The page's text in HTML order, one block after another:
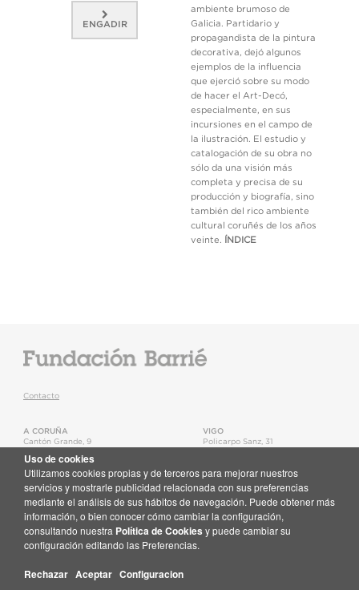
ENGADIR
ambiente brumoso de
Galicia. Partidario y
propagandista de la pintura
decorativa, dejó algunos
ejemplos de la influencia
que ejerció sobre su modo
de hacer el Art-Decó,
especialmente, en sus
incursiones en el campo de
la ilustración. El estudio y
catalogación de su obra no
sólo da una visión más
completa y precisa de su
producción y biografía, sino
también del rico ambiente
cultural coruñés de los años
veinte.
ÍNDICE
Contacto
A CORUÑA
Cantón Grande, 9
T.+34 981 22 15 25
Mapa
VIGO
Policarpo Sanz, 31
Mapa
Recibe no teu correo toda a actualidade da Fundación Barrié
Suscríbete aquí
© Fundación Barrié
Uso de cookies
Utilizamos cookies propias y de terceros para mejorar nuestros
servicios y mostrarle publicidad relacionada con sus preferencias
mediante el análisis de sus hábitos de navegación. Puede obtener más
información, o bien conocer cómo cambiar la configuración,
consultando nuestra Política de Cookies y puede cambiar su
configuración editando las Preferencias.
Rechazar Aceptar Configuracion